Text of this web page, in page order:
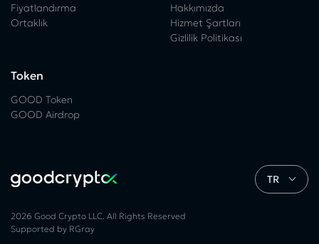
TR
2026 Good Crypto LLC. All Rights Reserved
Supported by RGray
Fiyatlandırma
Ortaklık
Hakkımızda
Hizmet Şartları
Gizlilik Politikası
Token
GOOD Token
GOOD Airdrop